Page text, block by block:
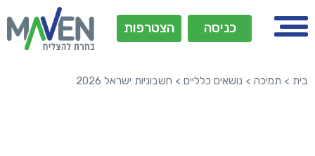
כניסה הצטרפות
בית > תמיכה> נושאים כלליים> חשבוניות ישראל 2026